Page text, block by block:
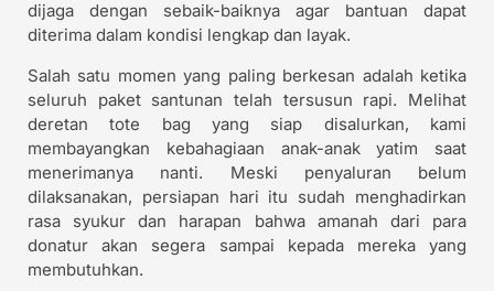
dijaga dengan sebaik-baiknya agar bantuan dapat
diterima dalam kondisi lengkap dan layak.
Salah satu momen yang paling berkesan adalah ketika
seluruh paket santunan telah tersusun rapi. Melihat
deretan tote bag yang siap disalurkan, kami
membayangkan kebahagiaan anak-anak yatim saat
menerimanya nanti. Meski penyaluran belum
dilaksanakan, persiapan hari itu sudah menghadirkan
rasa syukur dan harapan bahwa amanah dari para
donatur akan segera sampai kepada mereka yang
membutuhkan.